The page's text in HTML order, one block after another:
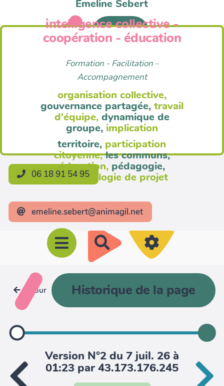
R
e
c
h
e
c
e
Anim'Agil
Emeline Sebert
intelligence collective -
coopération - éducation
Formation - Facilitation -
Accompagnement
organisation collective,
gouvernance partagée, travail
d'équipe, dynamique de
groupe, implication
territoire, participation
citoyenne, les communs,
éducation, pédagogie,
méthodologie de projet
06 18 91 54 95
emeline.sebert@animagil.net
Retour Historique de la page
Version N°2 du 7 juil. 26 à
01:23 par 43.173.176.245